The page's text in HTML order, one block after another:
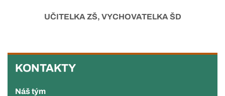
KONTAKTY
KONTAKTY
KONTAKTY
Náš tým
UČITELKA ZŠ, VYCHOVATELKA ŠD